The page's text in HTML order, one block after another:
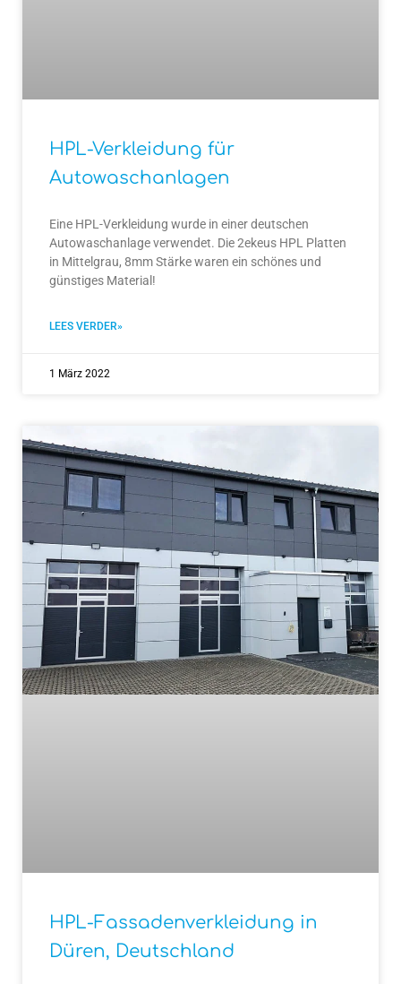
HPL-Verkleidung für
Autowaschanlagen
Eine HPL-Verkleidung wurde in einer deutschen
Autowaschanlage verwendet. Die 2ekeus HPL Platten
in Mittelgrau, 8mm Stärke waren ein schönes und
günstiges Material!
LEES VERDER»
1 März 2022
HPL-Fassadenverkleidung in
Düren, Deutschland